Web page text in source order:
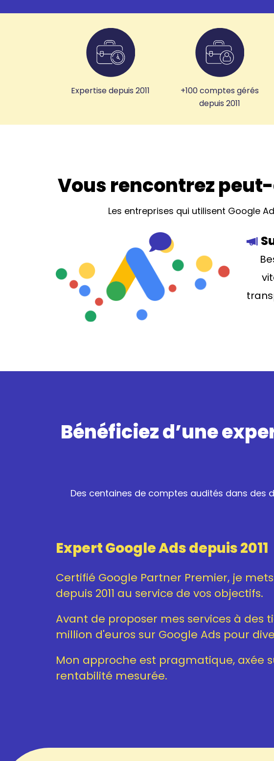
Expertise depuis 2011
+100 comptes gérés
depuis 2011
Vous rencontrez
Les entreprises qui utilisent Google
Bénéficiez d’une
Des centaines de comptes audités dans des
Expert Google Ads depuis 2011
Certifié Google Partner Premier, je
depuis 2011 au service de vos objectifs.
Avant de proposer mes services à des
million d'euros sur Google Ads pour
Mon approche est pragmatique, axée
rentabilité mesurée.